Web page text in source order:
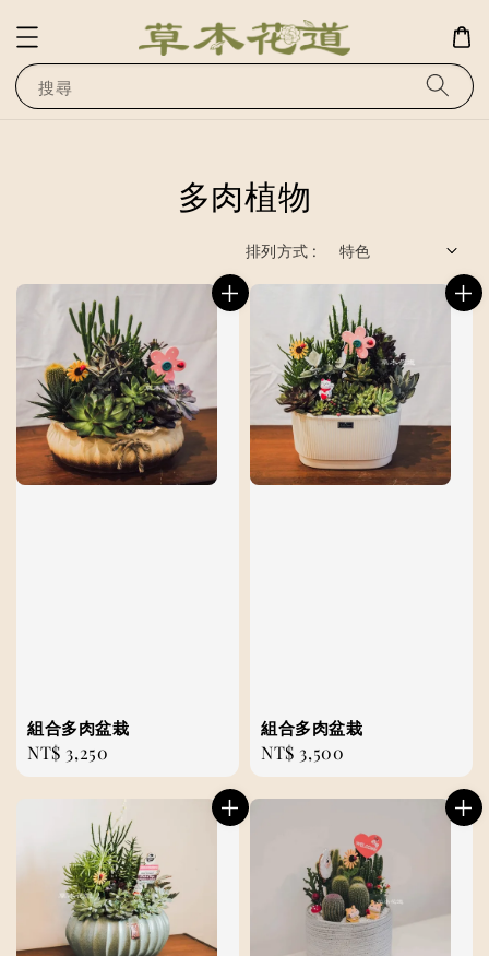
搜尋
多肉植物
排列方式 :
組合多肉盆栽
Regular
price
NT$ 3,250
組合多肉盆栽
Regular
price
NT$ 3,500